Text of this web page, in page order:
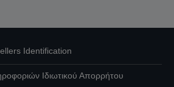
Identification
Ιδιωτικού Απορρήτου